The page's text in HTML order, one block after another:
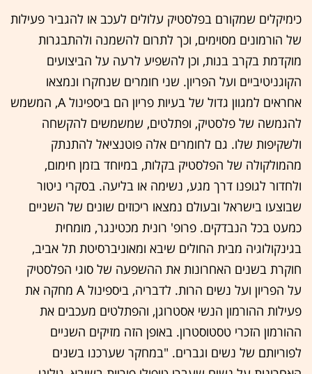
כימיקלים שמקורם בפלסטיק עלולים לעכב או להגביר פעילות
של הורמונים מסוימים, וכך לתרום להשמנה ולהתבגרות
מוקדמת בקרב בנות, וכן להשפיע לרעה על הביצועים
הקוגניטיביים ועל הפריון. שני חומרים שנחקרו ונמצאו
אחראים למגוון גדול של בעיות פריון הם ביספינול A, המשמש
להגמשה של פלסטיק, ופתלטים, שמשמשים להקשחה
ולשקיפות שלו. גם לחומרים אלה פוטנציאל להתנתק
מהמולקולה של הפלסטיק בקלות, במיוחד בזמן חימום,
ולחדור לגופנו דרך מגע, נשימה או בליעה. בסקרי ניטור
שבוצעו בישראל ובעולם נמצאו ריכוזים שונים של השניים
כמעט בכל הנבדקים. פרופ' רונית מכטינגר, מומחית
בגינקולוגיה מבית החולים שיבא ומאוניברסיטת תל אביב,
חוקרת בשנים האחרונות את ההשפעה של סוגי הפלסטיק
על הפריון ועל נשים הרות. לדבריה, ביספינול A מחקה את
פעילות ההורמון הנשי אסטרוגן, והפתלטים מעכבים את
ההורמון הזכרי טסטוסטרון. באופן הזה מזיקים השניים
לפוריותם של נשים וגברים. "במחקר שערכנו בשנים